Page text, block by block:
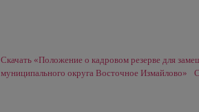
Скачать «Положение о кадровом резерве для
муниципального округа Восточное Измайлово»